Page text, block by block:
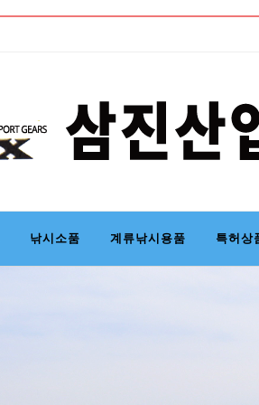
낚시소품 계류낚시용품 특허상